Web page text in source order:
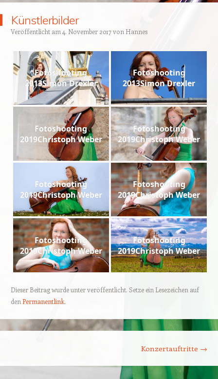
Künstlerbilder
Veröffentlicht am 4. November 2017von Hannes
Fotoshooting
2013Simon Drexler
Fotoshooting
2013Simon Drexler
Fotoshooting
2019Christoph Weber
Fotoshooting
2019Christoph Weber
Fotoshooting
2019Christoph Weber
Fotoshooting
2019Christoph Weber
Fotoshooting
2019Christoph Weber
Fotoshooting
2019Christoph Weber
Dieser Beitrag wurde unter veröffentlicht. Setze ein Lesezeichen auf
den Permanentlink.
Konzertauftritte →